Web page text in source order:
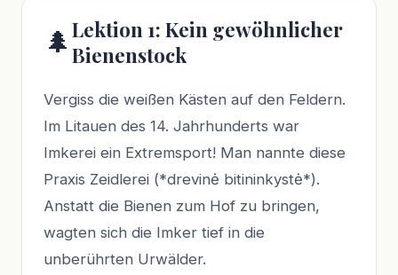
🌲 Lektion 1: Kein gewöhnlicher
Bienenstock
Vergiss die weißen Kästen auf den Feldern.
Im Litauen des 14. Jahrhunderts war
Imkerei ein Extremsport! Man nannte diese
Praxis Zeidlerei (*drevinė bitininkystė*).
Anstatt die Bienen zum Hof zu bringen,
wagten sich die Imker tief in die
unberührten Urwälder.